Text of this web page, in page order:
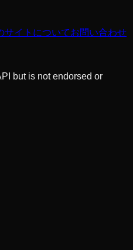
サイトについてお問い合わせ
but is not endorsed or